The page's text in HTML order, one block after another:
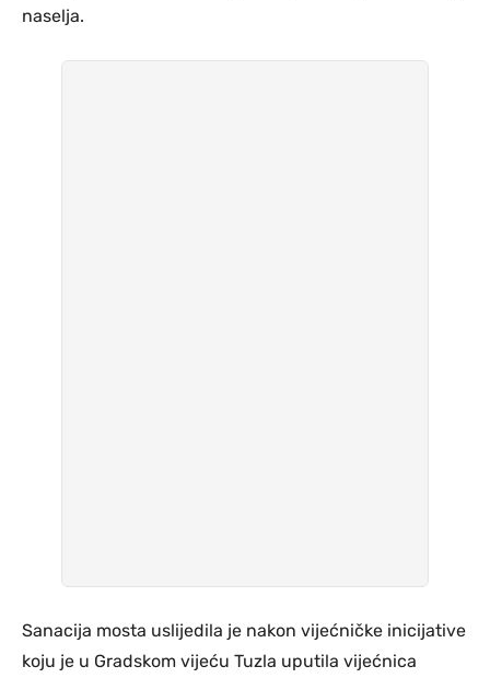
naselja.
Sanacija mosta uslijedila je nakon vijećničke inicijative
koju je u Gradskom vijeću Tuzla uputila vijećnica